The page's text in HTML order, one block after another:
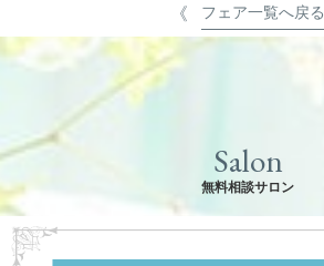
フェア一覧へ戻る
Salon
無料相談サロン